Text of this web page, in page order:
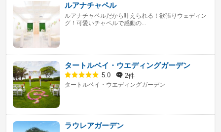
ルアナチャペル
ルアナチャペルだから叶えられる！欲張りウェディン
グ！可愛いチャペルで感動の...
タートルベイ・ウエディングガーデン
5.0 2件
タートルベイ・ウエディングガーデン
ラウレアガーデン